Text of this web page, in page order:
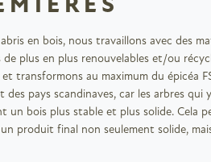
en bois, nous travaillons avec des
de plus en plus renouvelables et/ou
transformons au maximum du épicéa
des pays scandinaves, car les arbres qui
un bois plus stable et plus solide. Cela
produit final non seulement solide,